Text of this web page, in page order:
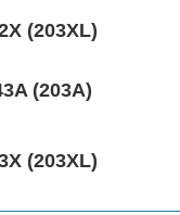
(203XL)
(203A)
(203XL)